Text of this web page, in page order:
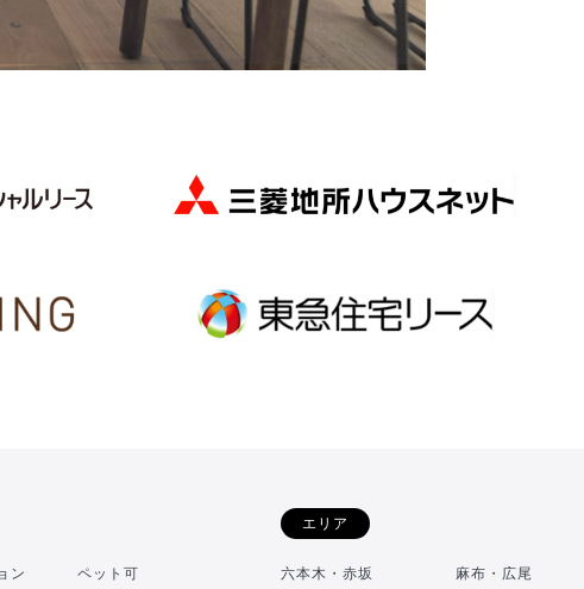
ン ペット可
エリア
六本木・赤坂 麻布・広尾